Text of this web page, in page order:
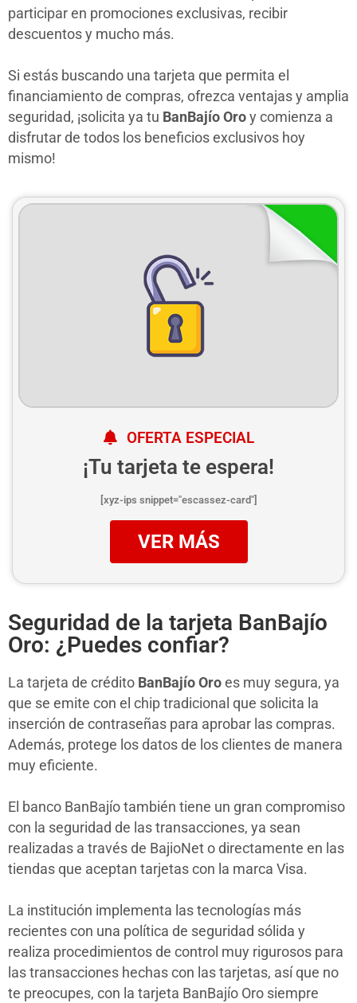
participar en promociones exclusivas, recibir
descuentos y mucho más.
Si estás buscando una tarjeta que permita el
financiamiento de compras, ofrezca ventajas y amplia
seguridad, ¡solicita ya tu BanBajío Oro y comienza a
disfrutar de todos los beneficios exclusivos hoy
mismo!
OFERTA ESPECIAL
¡Tu tarjeta te espera!
[xyz-ips snippet="escassez-card"]
VER MÁS
Seguridad de la tarjeta BanBajío
Oro: ¿Puedes confiar?
La tarjeta de crédito BanBajío Oro es muy segura, ya
que se emite con el chip tradicional que solicita la
inserción de contraseñas para aprobar las compras.
Además, protege los datos de los clientes de manera
muy eficiente.
El banco BanBajío también tiene un gran compromiso
con la seguridad de las transacciones, ya sean
realizadas a través de BajioNet o directamente en las
tiendas que aceptan tarjetas con la marca Visa.
La institución implementa las tecnologías más
recientes con una política de seguridad sólida y
realiza procedimientos de control muy rigurosos para
las transacciones hechas con las tarjetas, así que no
te preocupes, con la tarjeta BanBajío Oro siempre